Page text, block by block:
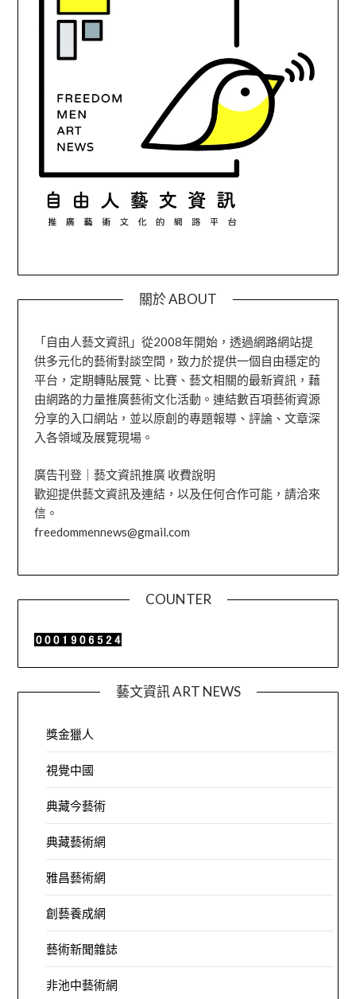
關於 ABOUT
「自由人藝文資訊」從2008年開始，透過網路網站提
供多元化的藝術對談空間，致力於提供一個自由穩定的
平台，定期轉貼展覽、比賽、藝文相關的最新資訊，藉
由網路的力量推廣藝術文化活動。連結數百項藝術資源
分享的入口網站，並以原創的專題報導、評論、文章深
入各領域及展覽現場。
廣告刊登｜藝文資訊推廣 收費說明
歡迎提供藝文資訊及連結，以及任何合作可能，請洽來
信。
freedommennews@gmail.com
COUNTER
藝文資訊 ART NEWS
獎金獵人
視覺中國
典藏今藝術
典藏藝術網
雅昌藝術網
創藝養成網
藝術新聞雜誌
非池中藝術網